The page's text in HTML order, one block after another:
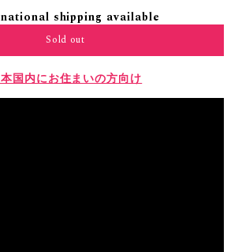
shipping available
Sold out
国内にお住まいの方向け